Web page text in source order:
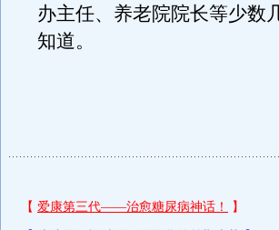
办主任、养老院院长等少数
知道。